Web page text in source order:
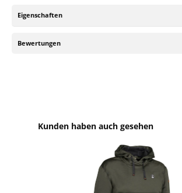
Eigenschaften
Bewertungen
Produktgalerie überspringen
Kunden haben auch gesehen